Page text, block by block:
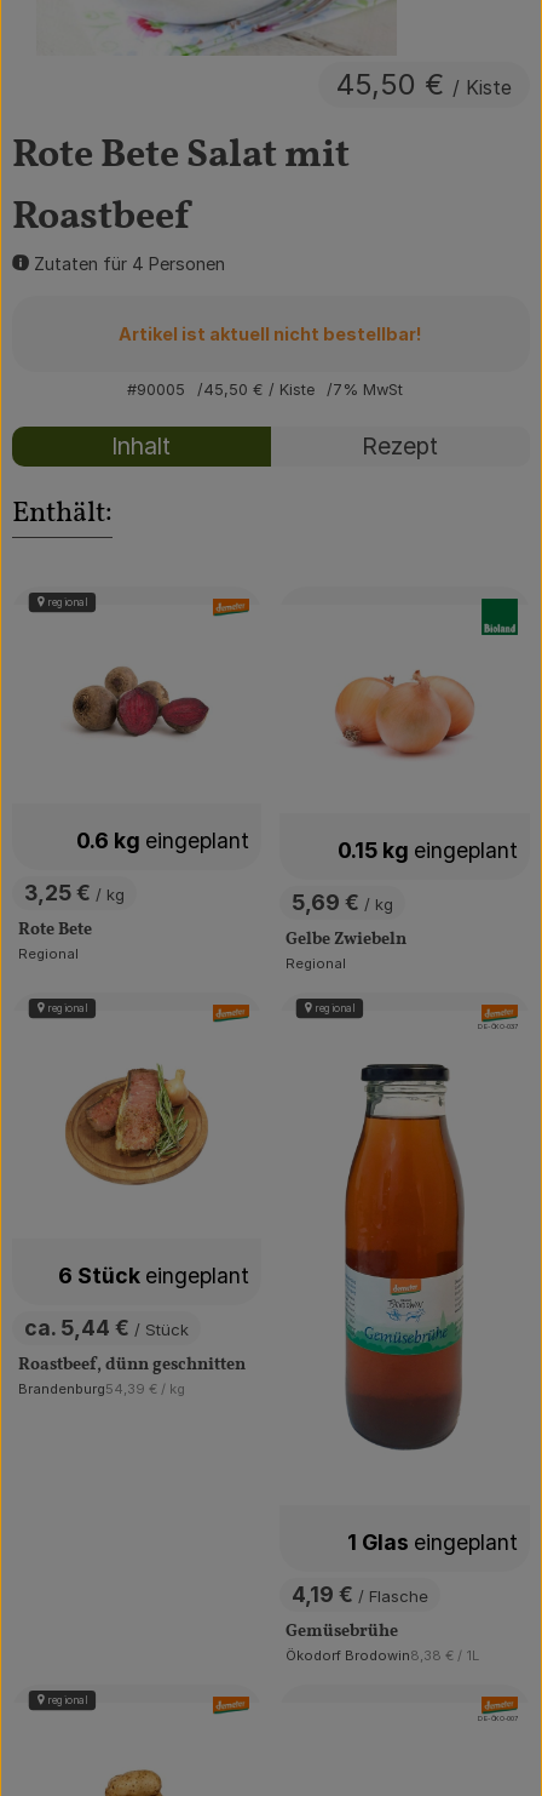
Obst & Gemüse
Vorratskammer
Der Betrieb
Brodowin besuchen
Catering
Community
Rote Bete Salat mit
Roastbeef
Zutaten für 4 Personen
45,50 € / Kiste
Artikel ist aktuell nicht bestellbar!
#90005 45,50 € / Kiste 7% MwSt
Inhalt Rezept
Enthält:
, Preis:
3,25 € / kg
Rote Bete
, Herkunft:
Regional
0.6 kg eingeplant
, Verband:
regional
, Preis:
5,69 € / kg
Gelbe Zwiebeln
, Herkunft:
Regional
0.15 kg eingeplant
, Preis:
ca. 5,44 € / Stück
Roastbeef, dünn geschnitten
, Herkunft:
Brandenburg, Referenzpreis:
54,39 € / kg
6 Stück eingeplant
, Verband:
regional
, Preis:
4,19 € / Flasche
Gemüsebrühe
, Herkunft:
Ökodorf Brodowin, Referenzpreis:
8,38 € / 1L
1 Glas eingeplant
,
, Kontrollstelle:
DE-ÖKO-037
regional
, Verband:
regional ,
, Kontrollstelle:
DE-ÖKO-007